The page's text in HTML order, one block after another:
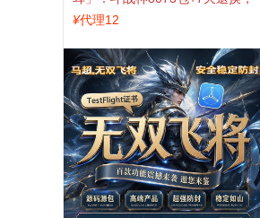
认准拍拍卡激活码商城
¥代理12